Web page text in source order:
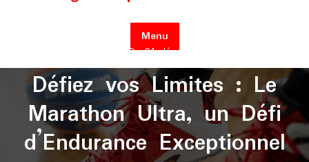
Menu
Posted On 01 décembre 2025
Défiez vos Limites : Le
Marathon Ultra, un Défi
d’Endurance Exceptionnel